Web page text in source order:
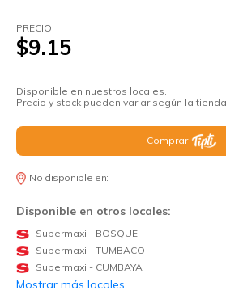
PRECIO
$9.15
Disponible en nuestros locales.
Precio y stock pueden variar según la
Comprar
No disponible en:
Disponible en otros locales:
Supermaxi - BOSQUE
Supermaxi - TUMBACO
Supermaxi - CUMBAYA
Mostrar más locales